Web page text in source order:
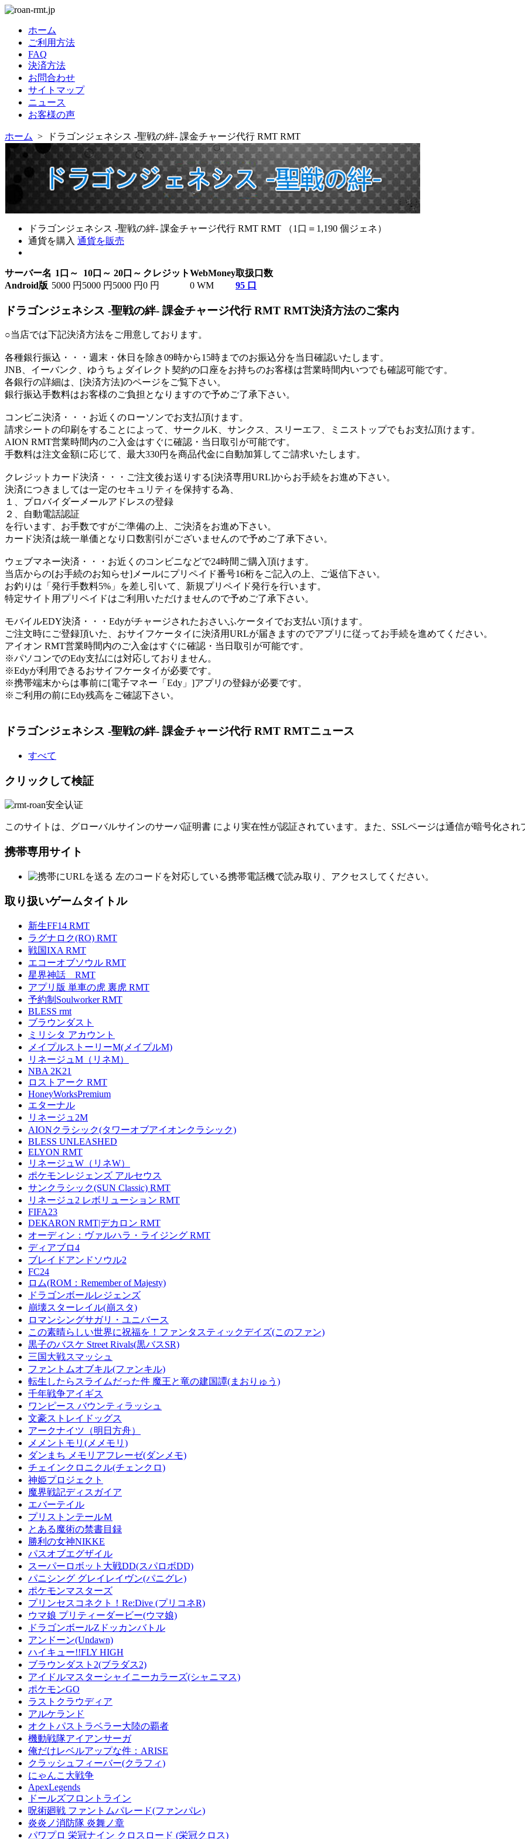
ホーム
ご利用方法
FAQ
決済方法
お問合わせ
サイトマップ
ニュース
お客様の声
ホーム > ドラゴンジェネシス -聖戦の絆- 課金チャージ代行 RMT RMT
ドラゴンジェネシス -聖戦の絆- 課金チャージ代行 RMT RMT （1口＝1,190 個ジェネ）
通貨を購入 通貨を販売
サーバー名 1口～ 10口～ 20口～ クレジットWebMoney取扱口数
Android版 5000 円 5000 円 5000 円0 円 0 WM 95 口
ドラゴンジェネシス -聖戦の絆- 課金チャージ代行 RMT RMT決済方法のご案内
○当店では下記決済方法をご用意しております。
各種銀行振込 ・・・週末・休日を除き09時から15時までのお振込分を当日確認いたします。
JNB、イーバンク、ゆうちょダイレクト契約の口座をお持ちのお客様は営業時間内いつでも確認可能です。
各銀行の詳細は、[決済方法]のページをご覧下さい。
銀行振込手数料はお客様のご負担となりますので予めご了承下さい。
コンビニ決済 ・・・お近くのローソンでお支払頂けます。
請求シートの印刷をすることによって、サークルK、サンクス、スリーエフ、ミニストップでもお支払頂けます。
AION RMT営業時間内のご入金はすぐに確認・当日取引が可能です。
手数料は注文金額に応じて、最大330円を商品代金に自動加算してご請求いたします。
クレジットカード決済 ・・・ご注文後お送りする[決済専用URL]からお手続をお進め下さい。
決済につきましては一定のセキュリティを保持する為、
１、プロバイダーメールアドレスの登録
２、自動電話認証
を行います、お手数ですがご準備の上、ご決済をお進め下さい。
カード決済は統一単価となり口数割引がございませんので予めご了承下さい。
ウェブマネー決済 ・・・お近くのコンビニなどで24時間ご購入頂けます。
当店からの[お手続のお知らせ]メールにプリペイド番号16桁をご記入の上、ご返信下さい。
お釣りは「発行手数料5%」を差し引いて、新規プリペイド発行を行います。
特定サイト用プリペイドはご利用いただけませんので予めご了承下さい。
モバイルEDY決済 ・・・Edyがチャージされたおさいふケータイでお支払い頂けます。
ご注文時にご登録頂いた、おサイフケータイに決済用URLが届きますのでアプリに従ってお手続を進めてください。
アイオン RMT営業時間内のご入金はすぐに確認・当日取引が可能です。
※パソコンでのEdy支払には対応しておりません。
※Edyが利用できるおサイフケータイが必要です。
※携帯端末からは事前に[電子マネー「Edy」]アプリの登録が必要です。
※ご利用の前にEdy残高をご確認下さい。
ドラゴンジェネシス -聖戦の絆- 課金チャージ代行 RMT RMTニュース
すべて
クリックして検証
このサイトは、グローバルサインのサーバ証明書 により実在性が認証されています。また、SSLページは通信が暗号化され
携帯専用サイト
左のコードを対応している携帯電話機で読み取り、アクセスしてください。
取り扱いゲームタイトル
新生FF14 RMT
ラグナロク(RO) RMT
戦国IXA RMT
エコーオブソウル RMT
星界神話 RMT
アプリ版 単車の虎 裏虎 RMT
予約制Soulworker RMT
BLESS rmt
ブラウンダスト
ミリシタ アカウント
メイプルストーリーM(メイプルM)
リネージュM（リネM）
NBA 2K21
ロストアーク RMT
HoneyWorksPremium
エターナル
リネージュ2M
AIONクラシック(タワーオブアイオンクラシック)
BLESS UNLEASHED
ELYON RMT
リネージュW（リネW）
ポケモンレジェンズ アルセウス
サンクラシック(SUN Classic) RMT
リネージュ2 レボリューション RMT
FIFA23
DEKARON RMT|デカロン RMT
オーディン：ヴァルハラ・ライジング RMT
ディアブロ4
ブレイドアンドソウル2
FC24
ロム(ROM：Remember of Majesty)
ドラゴンボールレジェンズ
崩壊スターレイル(崩スタ)
ロマンシングサガリ・ユニバース
この素晴らしい世界に祝福を！ファンタスティックデイズ(このファン)
黒子のバスケ Street Rivals(黒バスSR)
三国大戦スマッシュ
ファントムオブキル(ファンキル)
転生したらスライムだった件 魔王と竜の建国譚(まおりゅう)
千年戦争アイギス
ワンピース バウンティラッシュ
文豪ストレイドッグス
アークナイツ（明日方舟）
メメントモリ(メメモリ)
ダンまち メモリアフレーゼ(ダンメモ)
チェインクロニクル(チェンクロ)
神姫プロジェクト
魔界戦記ディスガイア
エバーテイル
プリストンテールＭ
とある魔術の禁書目録
勝利の女神NIKKE
パスオブエグザイル
スーパーロボット大戦DD(スパロボDD)
パニシング グレイレイヴン(パニグレ)
ポケモンマスターズ
プリンセスコネクト！Re:Dive (プリコネR)
ウマ娘 プリティーダービー(ウマ娘)
ドラゴンボールZドッカンバトル
アンドーン(Undawn)
ハイキュー!!FLY HIGH
ブラウンダスト2(ブラダス2)
アイドルマスターシャイニーカラーズ(シャニマス)
ポケモンGO
ラストクラウディア
アルケランド
オクトパストラベラー大陸の覇者
機動戦隊アイアンサーガ
俺だけレベルアップな件：ARISE
クラッシュフィーバー(クラフィ)
にゃんこ大戦争
ApexLegends
ドールズフロントライン
呪術廻戦 ファントムパレード(ファンパレ)
炎炎ノ消防隊 炎舞ノ章
パワプロ 栄冠ナイン クロスロード (栄冠クロス)